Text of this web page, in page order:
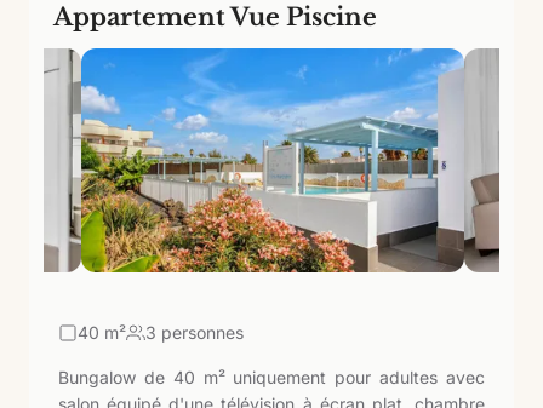
Appartement Vue Piscine
40 m² 3 personnes
Bungalow de 40 m² uniquement pour adultes avec
salon équipé d'une télévision à écran plat, chambre